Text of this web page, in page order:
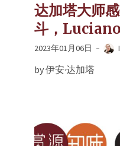
达加塔大师
斗，
2023年01月06日
by 伊安·达加塔